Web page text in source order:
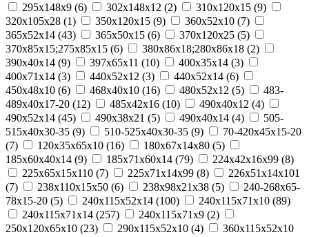
295х148х9 (6) 302х148х12 (2) 310x120x15 (9)
320x105x28 (1) 350x120x15 (9) 360х52х10 (7)
365x52x14 (43) 365х50х15 (6) 370х120х25 (5)
370х85х15;275х85х15 (6) 380х86х18;280х86х18 (2)
390x40x14 (9) 397x65x11 (10) 400х35х14 (3)
400х71х14 (3) 440x52x12 (3) 440х52х14 (6)
450x48x10 (6) 468x40x10 (16) 480х52х12 (5)
483-
489x40x17-20 (12) 485х42х16 (10) 490x40x12 (4)
490x52x14 (45) 490х38х21 (5) 490х40х14 (4)
505-
515x40x30-35 (9) 510-525x40x30-35 (9)
70-420x45x15-20
(7) 120x35x65x10 (16) 180х67х14х80 (5)
185x60x40x14 (9) 185х71х60х14 (79) 224х42х16х99 (8)
225х65х15х110 (7) 225х71х14х99 (8)
226х51х14х101
(7) 238х110х15х50 (6) 238х98х21х38 (5)
240-268x65-
78x15-20 (5) 240x115x52x14 (100) 240x115x71x10 (89)
240x115x71x14 (257) 240x115x71x9 (2)
250x120x65x10 (23) 290x115x52x10 (4)
360x115x52x10